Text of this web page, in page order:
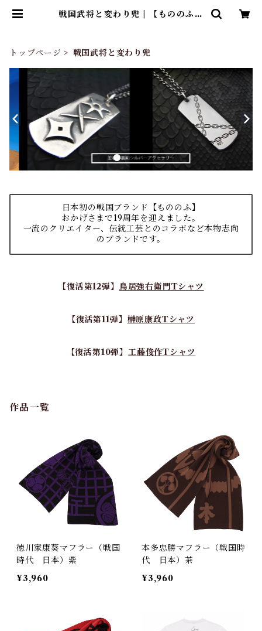
戦国武将と変わり兜 | 【もののふ】
トップページ
戦国武将と変わり兜
日本初の戦国ブランド【もののふ】
おかげさまで19周年を迎えました。
一流のクリエイター、伝統工芸とのコラボなど本物志向
のブランドです。
【復活第12弾】 鳥居強右衛門Tシャツ
【復活第11弾】 榊原康政Tシャツ
【復活第10弾】 工藤俊作Tシャツ
作品一覧
徳川家康葵マフラー（戦国
時代 日本）紫
¥3,960
本多忠勝マフラー（戦国時
代 日本）茶
¥3,960